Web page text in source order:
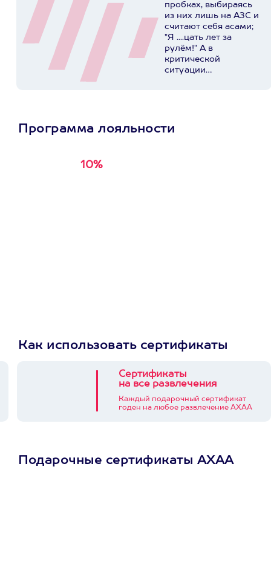
пробках, выбираясь
из них лишь на АЗС и
считают себя асами;
"Я ....цать лет за
рулём!" А в
критической
ситуации
окружающих. У ребят
Программа лояльности
10%
Как использовать сертификаты
Сертификаты
на все развлечения
Каждый подарочный сертификат
годен на любое развлечение АХАА
Подарочные сертификаты АХАА